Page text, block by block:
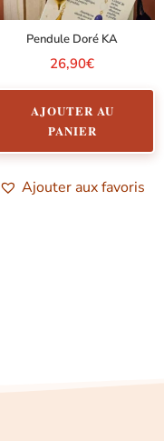
Pendule Doré KA
26,90€
AJOUTER AU
PANIER
Ajouter aux favoris